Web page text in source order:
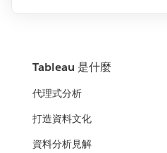
Tableau 是什麼
代理式分析
打造資料文化
資料分析見解